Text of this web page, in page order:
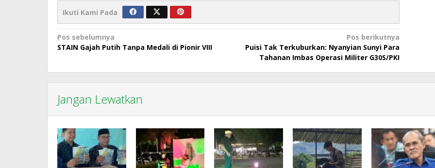
Ikuti Kami Pada
Navigasi
pos
Pos sebelumnya
STAIN Gajah Putih Tanpa Medali di Pionir VIII
Pos berikutnya
Puisi Tak Terkuburkan: Nyanyian Sunyi Para
Tahanan Imbas Operasi Militer G30S/PKI
Jangan Lewatkan